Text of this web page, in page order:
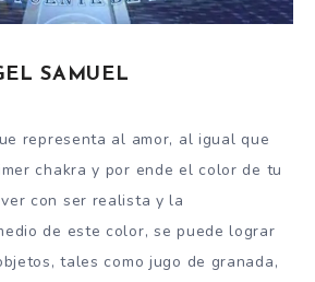
SAMUEL
representa al amor, al igual que
chakra y por ende el color de tu
con ser realista y la
de este color, se puede lograr
tales como jugo de granada,